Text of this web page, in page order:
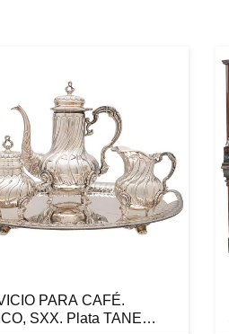
PARA CAFÉ.
SXX. Plata TANE